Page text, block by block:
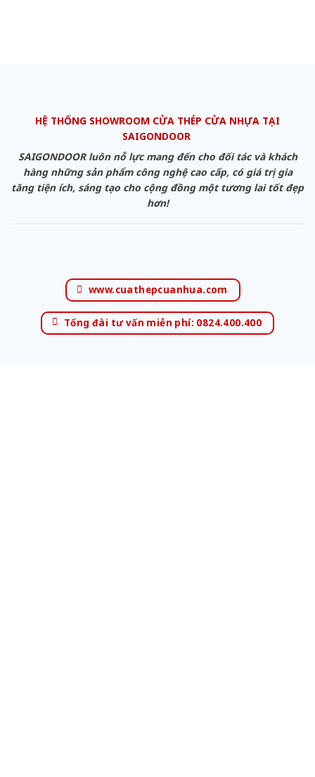
HỆ THỐNG SHOWROOM CỬA THÉP CỬA NHỰA TẠI
SAIGONDOOR
SAIGONDOOR luôn nỗ lực mang đến cho đối tác và khách
hàng những sản phẩm công nghệ cao cấp, có giá trị gia
tăng tiện ích, sáng tạo cho cộng đồng một tương lai tốt đẹp
hơn!
www.cuathepcuanhua.com
Tổng đài tư vấn miễn phí: 0824.400.400